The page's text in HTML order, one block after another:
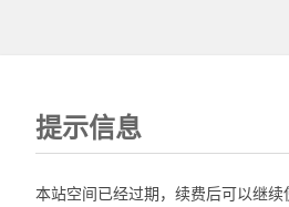
提示信息
本站空间已经过期，续费后可以继